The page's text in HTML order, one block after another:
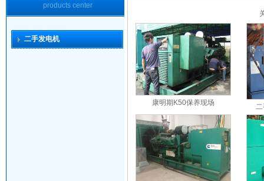
康明期K50保养现场
products center
二手发电机